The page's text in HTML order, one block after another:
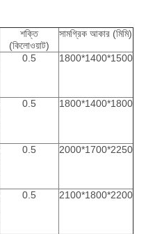
শক্তি
(কিলোওয়াট)
সামগ্রিক আকার (মিমি)
0.5 1800*1400*1500
0.5 1800*1400*1800
0.5 2000*1700*2250
0.5 2100*1800*2200